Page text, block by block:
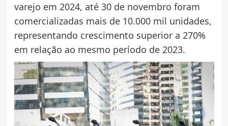
varejo em 2024, até 30 de novembro foram
comercializadas mais de 10.000 mil unidades,
representando crescimento superior a 270%
em relação ao mesmo período de 2023.